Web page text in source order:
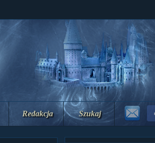
Redakcja Szukaj